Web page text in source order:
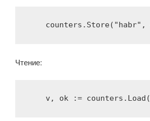
    counters.Store(
"habr" ,
Чтение:
    v, ok := counters.Load(